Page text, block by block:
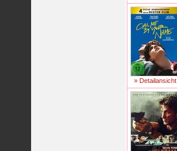
» Detailansicht